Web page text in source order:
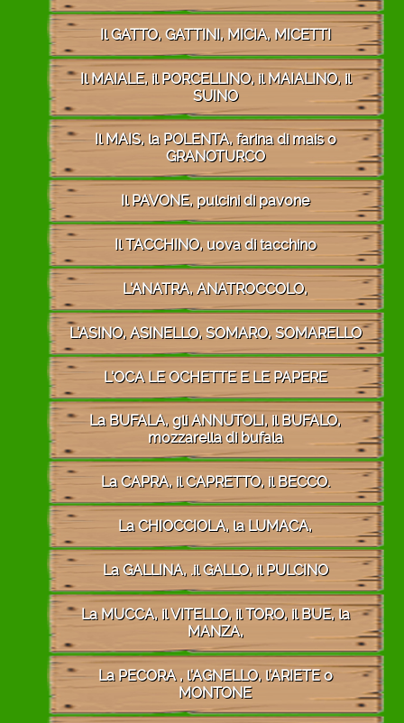
Il GATTO, GATTINI, MICIA, MICETTI
Il MAIALE, il PORCELLINO, il MAIALINO, il
SUINO
Il MAIS, la POLENTA, farina di mais o
GRANOTURCO
Il PAVONE, pulcini di pavone
Il TACCHINO, uova di tacchino
L'ANATRA, ANATROCCOLO,
L'ASINO, ASINELLO, SOMARO, SOMARELLO
L'OCA LE OCHETTE E LE PAPERE
La BUFALA, gli ANNUTOLI, il BUFALO,
mozzarella di bufala
La CAPRA, il CAPRETTO, il BECCO.
La CHIOCCIOLA, la LUMACA,
La GALLINA, .il GALLO, il PULCINO
La MUCCA, il VITELLO, il TORO, il BUE, la
MANZA,
La PECORA , l'AGNELLO, l'ARIETE o
MONTONE